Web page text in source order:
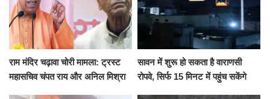
राम मंदिर चढ़ावा चोरी मामला: ट्रस्ट
महासचिव चंपत राय और अनिल मिश्रा
सावन में शुरू हो सकता है वाराणसी
रोपवे, सिर्फ 15 मिनट में पहुंच सकेंगे